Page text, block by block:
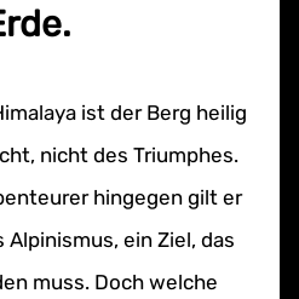
ist der Berg heilig
nicht des Triumphes.
hingegen gilt er
Alpinismus, ein Ziel, das
muss. Doch welche